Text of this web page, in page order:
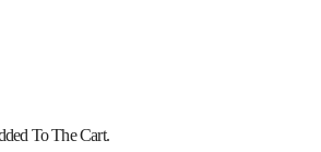
To The Cart.